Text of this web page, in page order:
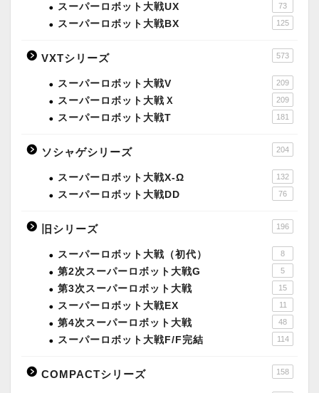
スーパーロボット大戦UX 73
スーパーロボット大戦BX 125
VXTシリーズ 573
スーパーロボット大戦V 209
スーパーロボット大戦Ｘ 209
スーパーロボット大戦T 181
ソシャゲシリーズ 204
スーパーロボット大戦X-Ω 132
スーパーロボット大戦DD 76
旧シリーズ 196
スーパーロボット大戦（初代） 8
第2次スーパーロボット大戦G 5
第3次スーパーロボット大戦 15
スーパーロボット大戦EX 11
第4次スーパーロボット大戦 48
スーパーロボット大戦F/F完結 114
COMPACTシリーズ 158